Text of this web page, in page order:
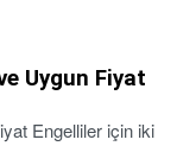
Uygun Fiyat
Engelliler için iki